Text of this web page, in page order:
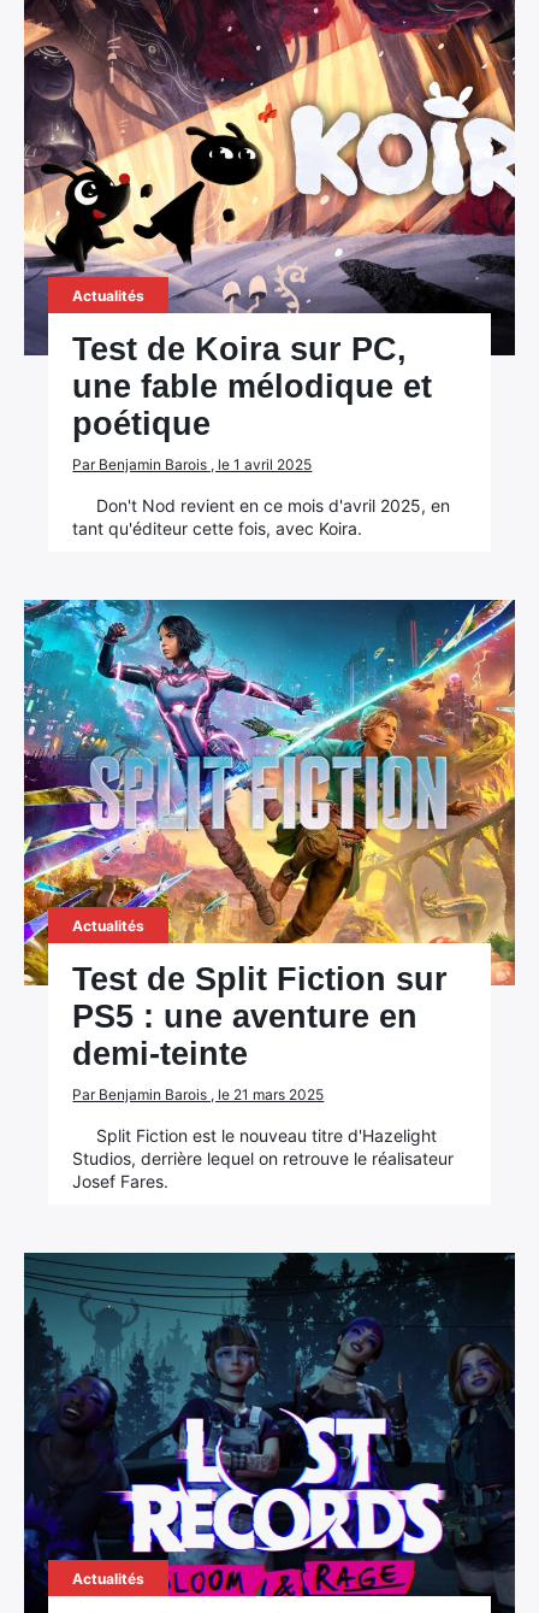
Actualités
Test de Koira sur PC,
une fable mélodique et
poétique
Par Benjamin Barois , le 1 avril 2025
Don't Nod revient en ce mois d'avril 2025, en
tant qu'éditeur cette fois, avec Koira.
Actualités
Test de Split Fiction sur
PS5 : une aventure en
demi-teinte
Par Benjamin Barois , le 21 mars 2025
Split Fiction est le nouveau titre d'Hazelight
Studios, derrière lequel on retrouve le réalisateur
Josef Fares.
Actualités